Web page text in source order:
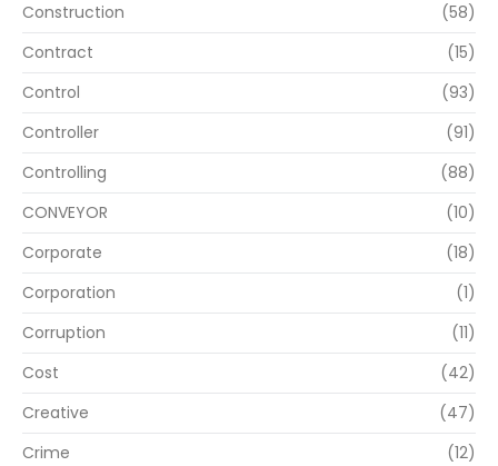
Construction
(58)
Contract
(15)
Control
(93)
Controller
(91)
Controlling
(88)
CONVEYOR
(10)
Corporate
(18)
Corporation
(1)
Corruption
(11)
Cost
(42)
Creative
(47)
Crime
(12)